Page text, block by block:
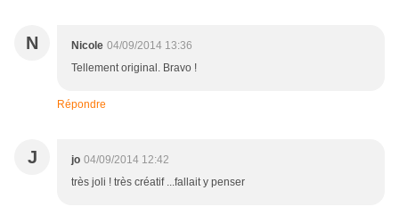
N Nicole 04/09/2014 13:36
Tellement original. Bravo !
Répondre
J jo 04/09/2014 12:42
très joli ! très créatif ...fallait y penser